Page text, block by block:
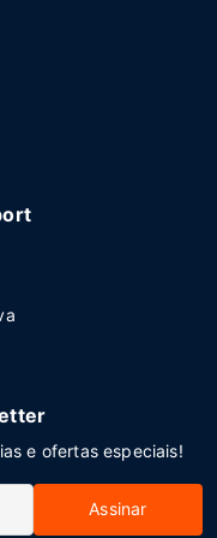
e ofertas especiais!
Assinar